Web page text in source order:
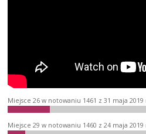
Miejsce 26 w notowaniu 1461 z 31 maja
Miejsce 29 w notowaniu 1460 z 24 maja